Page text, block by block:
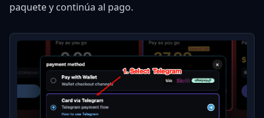
paquete y continúa al pago.